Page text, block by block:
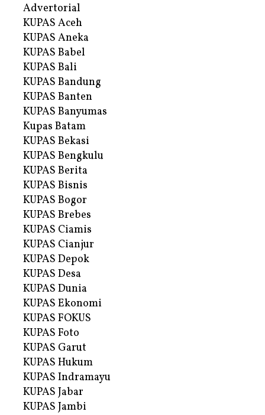
Advertorial
KUPAS Aceh
KUPAS Aneka
KUPAS Babel
KUPAS Bali
KUPAS Bandung
KUPAS Banten
KUPAS Banyumas
Kupas Batam
KUPAS Bekasi
KUPAS Bengkulu
KUPAS Berita
KUPAS Bisnis
KUPAS Bogor
KUPAS Brebes
KUPAS Ciamis
KUPAS Cianjur
KUPAS Depok
KUPAS Desa
KUPAS Dunia
KUPAS Ekonomi
KUPAS FOKUS
KUPAS Foto
KUPAS Garut
KUPAS Hukum
KUPAS Indramayu
KUPAS Jabar
KUPAS Jambi